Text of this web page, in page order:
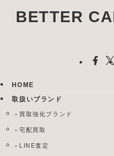
BETTER
HOME
取扱いブランド
買取強化ブランド
宅配買取
LINE査定